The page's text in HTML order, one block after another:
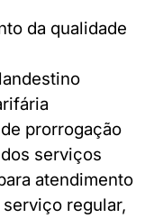
da qualidade
prorrogação
serviços
atendimento
regular,